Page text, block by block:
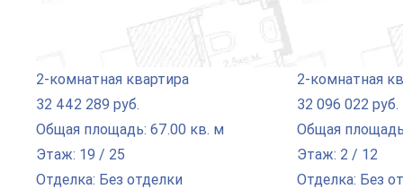
2-комнатная квартира
32 442 289 руб.
Общая площадь: 67.00 кв. м
Этаж: 19 / 25
Отделка: Без отделки
2-комнатная
32 096 022 руб.
Общая
Этаж: 2 / 12
Отделка: Без